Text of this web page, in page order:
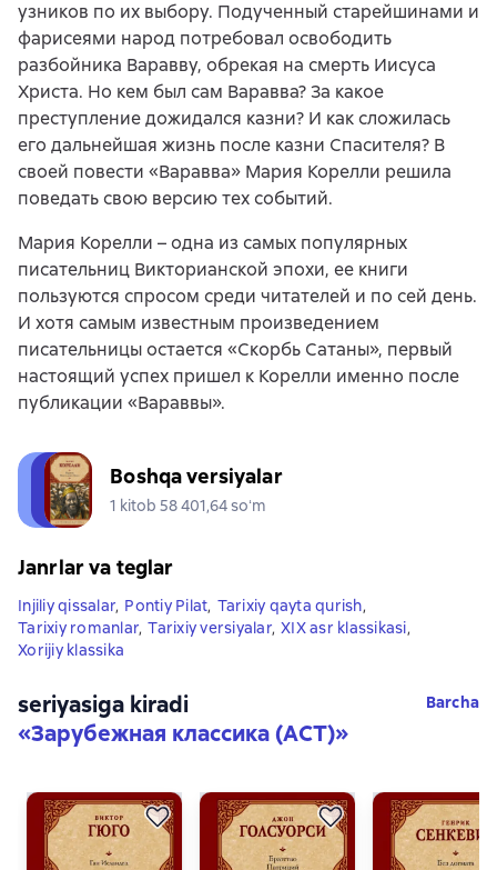
узников по их выбору. Подученный старейшинами и
фарисеями народ потребовал освободить
разбойника Варавву, обрекая на смерть Иисуса
Христа. Но кем был сам Варавва? За какое
преступление дожидался казни? И как сложилась
его дальнейшая жизнь после казни Спасителя? В
своей повести «Варавва» Мария Корелли решила
поведать свою версию тех событий.
Мария Корелли – одна из самых популярных
писательниц Викторианской эпохи, ее книги
пользуются спросом среди читателей и по сей день.
И хотя самым известным произведением
писательницы остается «Скорбь Сатаны», первый
настоящий успех пришел к Корелли именно после
публикации «Вараввы».
Boshqa versiyalar
1 kitob 58 401,64 soʻm
Janrlar va teglar
Injiliy qissalar, Pontiy Pilat, Tarixiy qayta qurish,
Tarixiy romanlar, Tarixiy versiyalar, XIX asr klassikasi,
Xorijiy klassika
seriyasiga kiradi
«Зарубежная классика (АСТ)»
Barcha